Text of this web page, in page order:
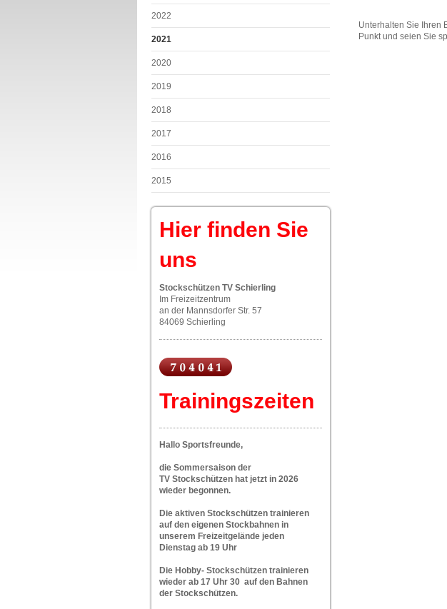
2022
2021
2020
2019
2018
2017
2016
2015
Hier finden Sie
uns
Stockschützen TV Schierling
Im Freizeitzentrum
an der Mannsdorfer Str. 57
84069 Schierling
Trainingszeiten
Hallo Sportsfreunde,
die Sommersaison der
TV Stockschützen hat jetzt in 2026
wieder begonnen.
Die aktiven Stockschützen trainieren
auf den eigenen Stockbahnen in
unserem Freizeitgelände jeden
Dienstag ab 19 Uhr
Die Hobby- Stockschützen trainieren
wieder ab 17 Uhr 30 auf den Bahnen
der Stockschützen.
Unterhalten Sie Ihren
Punkt und seien Sie